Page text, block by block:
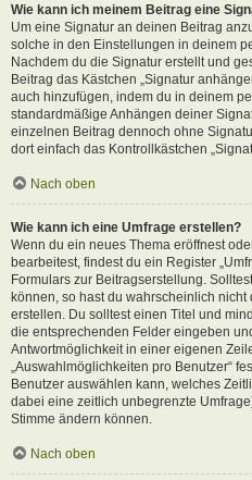
Wie kann ich meinem Beitrag eine
Um eine Signatur an deinen Beitrag
solche in den Einstellungen in deinem
Nachdem du die Signatur erstellt und
Beitrag das Kästchen „Signatur
auch hinzufügen, indem du in deinem
standardmäßige Anhängen deiner
einzelnen Beitrag dennoch ohne
dort einfach das Kontrollkästchen
Nach oben
Wie kann ich eine Umfrage erstellen?
Wenn du ein neues Thema eröffnest
bearbeitest, findest du ein Register
Formulars zur Beitragserstellung.
können, so hast du wahrscheinlich
erstellen. Du solltest einen Titel und
die entsprechenden Felder eingeben
Antwortmöglichkeit in einer eigenen
„Auswahlmöglichkeiten pro Benutzer“
Benutzer auswählen kann, welches
dabei eine zeitlich unbegrenzte
Stimme ändern können.
Nach oben